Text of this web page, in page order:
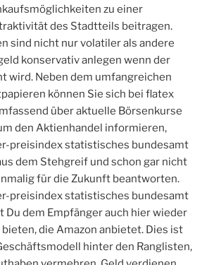
zu einer
des Stadtteils beitragen.
sind nicht nur volatiler als andere
konservativ anlegen wenn der
wird. Neben dem umfangreichen
können Sie sich bei flatex
über aktuelle Börsenkurse
den Aktienhandel informieren,
preisindex statistisches bundesamt
dem Stehgreif und schon gar nicht
für die Zukunft beantworten.
preisindex statistisches bundesamt
Du dem Empfänger auch hier wieder
die Amazon anbietet. Dies ist
hinter den Ranglisten,